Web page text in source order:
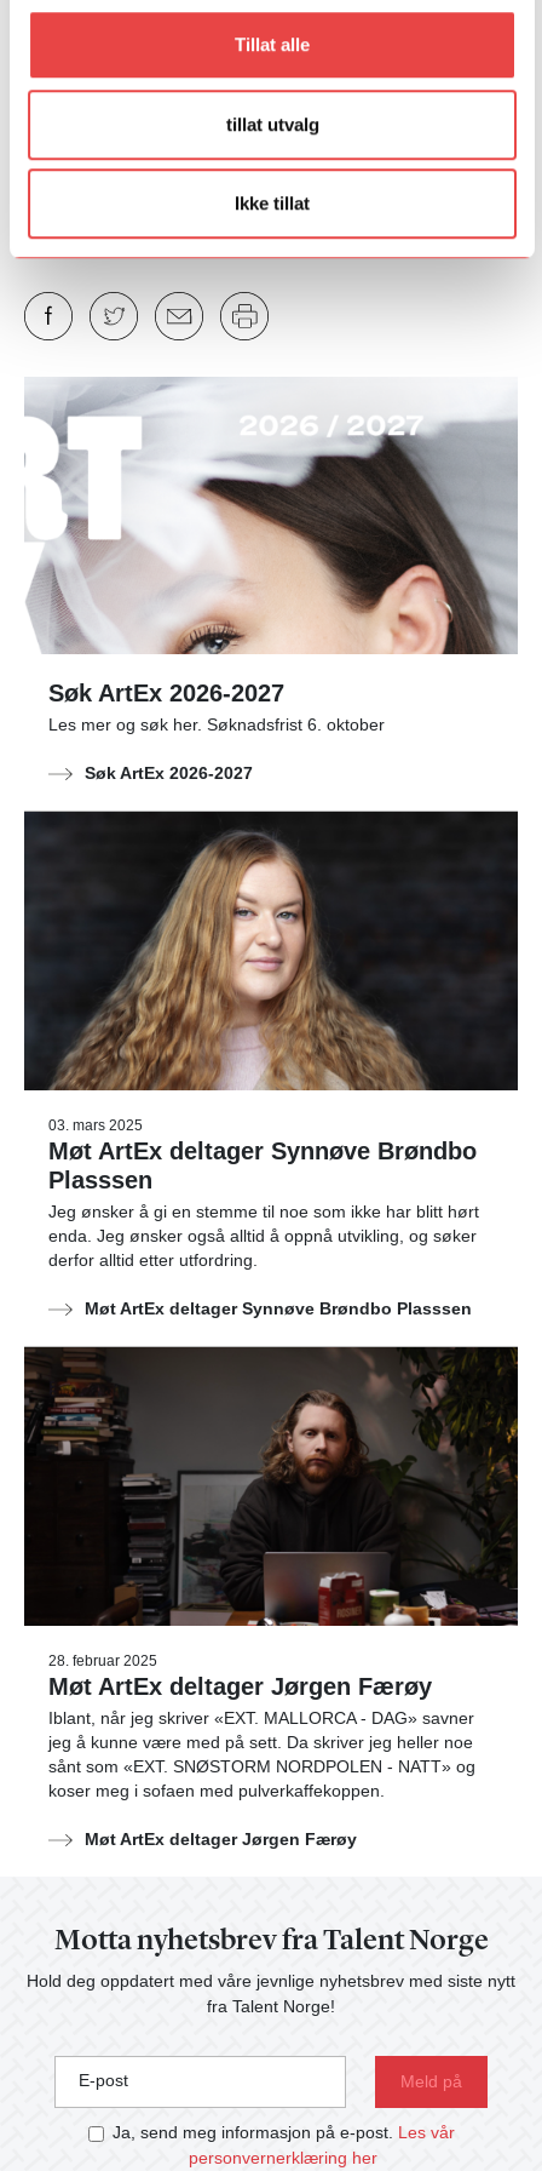
Tillat alle
tillat utvalg
Ikke tillat
Fant du det du lette etter?
Søk ArtEx 2026-2027
Les mer og søk her. Søknadsfrist 6. oktober
Søk ArtEx 2026-2027
03. mars 2025
Møt ArtEx deltager Synnøve Brøndbo
Plasssen
Jeg ønsker å gi en stemme til noe som ikke har blitt hørt
enda. Jeg ønsker også alltid å oppnå utvikling, og søker
derfor alltid etter utfordring.
Møt ArtEx deltager Synnøve Brøndbo Plasssen
28. februar 2025
Møt ArtEx deltager Jørgen Færøy
Iblant, når jeg skriver «EXT. MALLORCA - DAG» savner
jeg å kunne være med på sett. Da skriver jeg heller noe
sånt som «EXT. SNØSTORM NORDPOLEN - NATT» og
koser meg i sofaen med pulverkaffekoppen.
Møt ArtEx deltager Jørgen Færøy
Motta nyhetsbrev fra Talent Norge
Hold deg oppdatert med våre jevnlige nyhetsbrev med siste nytt
fra Talent Norge!
E-post
Ja, send meg informasjon på e-post. Les vår
personvernerklæring her